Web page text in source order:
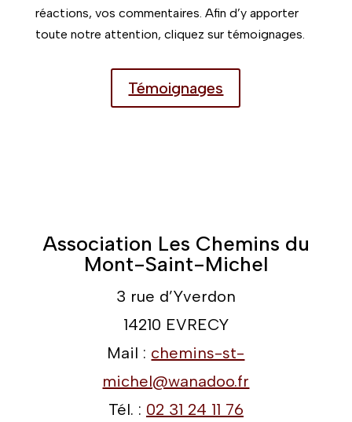
réactions, vos commentaires. Afin d’y apporter
toute notre attention, cliquez sur témoignages.
Témoignages
Association Les Chemins du
Mont-Saint-Michel
3 rue d’Yverdon
14210 EVRECY
Mail : chemins-st-
michel@wanadoo.fr
Tél. : 02 31 24 11 76